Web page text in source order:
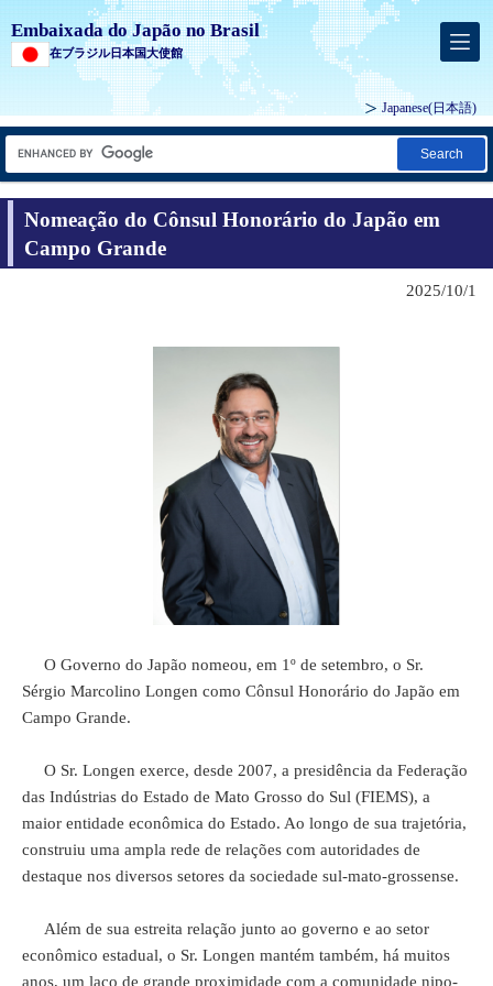
Embaixada do Japão no Brasil
在ブラジル日本国大使館
Japanese(日本語)
Search
Nomeação do Cônsul Honorário do Japão em
Campo Grande
2025/10/1
O Governo do Japão nomeou, em 1º de setembro, o Sr.
Sérgio Marcolino Longen como Cônsul Honorário do Japão em
Campo Grande.
O Sr. Longen exerce, desde 2007, a presidência da Federação
das Indústrias do Estado de Mato Grosso do Sul (FIEMS), a
maior entidade econômica do Estado. Ao longo de sua trajetória,
construiu uma ampla rede de relações com autoridades de
destaque nos diversos setores da sociedade sul-mato-grossense.
Além de sua estreita relação junto ao governo e ao setor
econômico estadual, o Sr. Longen mantém também, há muitos
anos, um laço de grande proximidade com a comunidade nipo-